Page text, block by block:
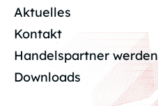
Aktuelles
Kontakt
Handelspartner werden
Downloads